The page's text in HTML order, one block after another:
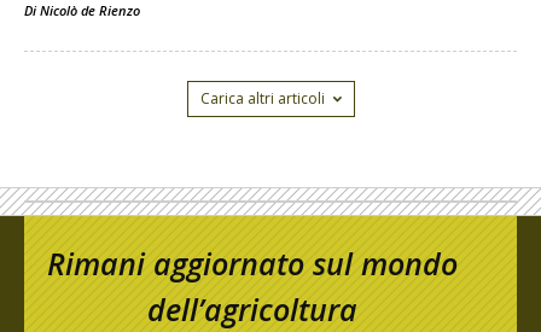
Di Nicolò de Rienzo
Carica altri articoli
Rimani aggiornato sul mondo
dell’agricoltura